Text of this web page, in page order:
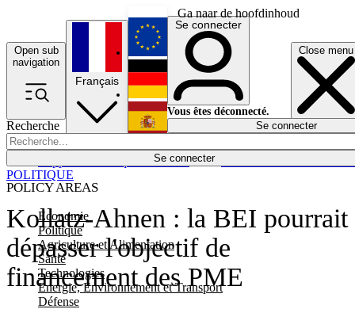
Ga naar de hoofdinhoud
Open sub
navigation
Close menu
Recherche
Se connecter
POLICY AREAS
Economie
Politique
Agriculture et Alimentation
Santé
Technologies
Energie, Environnement et Transport
Défense
Économie
Français
English
Deutsch
Español
Se connecter
Vous êtes déconnecté.
Se connecter
Kollatz-Ahnen : la BEI pourrait
dépasser l'objectif de
financement des PME
POLITIQUE